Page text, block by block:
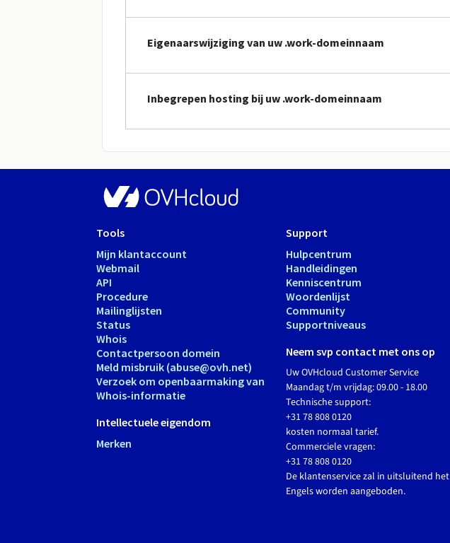
Eigenaarswijziging van uw .work-domeinnaam
Inbegrepen hosting bij uw .work-domeinnaam
Tools
Mijn klantaccount
Webmail
API
Procedure
Mailinglijsten
Status
Whois
Contactpersoon domein
Meld misbruik (abuse@ovh.net)
Verzoek om openbaarmaking van
Whois-informatie
Intellectuele eigendom
Merken
Support
Hulpcentrum
Handleidingen
Kenniscentrum
Woordenlijst
Community
Supportniveaus
Neem svp contact met ons op
Uw OVHcloud Customer Service
Maandag t/m vrijdag: 09.00 - 18.00
Technische support:
+31 78 808 0120
kosten normaal tarief.
Commerciele vragen:
+31 78 808 0120
De klantenservice zal in uitsluitend het
Engels worden aangeboden.